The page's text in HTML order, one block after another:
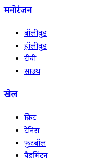
मनोरंजन
बॉलीवुड
हॉलीवुड
टीवी
साउथ
खेल
क्रिकेट
टेनिस
फुटबॉल
बैडमिंटन